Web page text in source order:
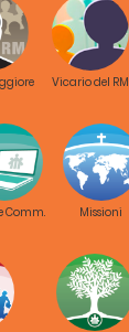
12m
Vicario del RM
Comm. Missioni